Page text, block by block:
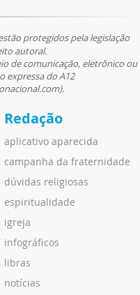
protegidos pela legislação
autoral.
de comunicação, eletrônico ou
expressa do A12
Redação
aplicativo aparecida
campanha da fraternidade
dúvidas religiosas
espiritualidade
igreja
infográficos
libras
notícias